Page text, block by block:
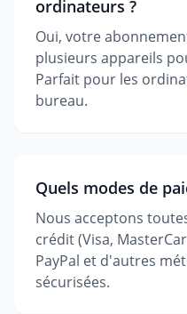
ordinateurs ?
Oui, votre
plusieurs appareils
Parfait pour les
bureau.
Quels modes de
Nous acceptons
crédit (Visa,
PayPal et d'autres
sécurisées.